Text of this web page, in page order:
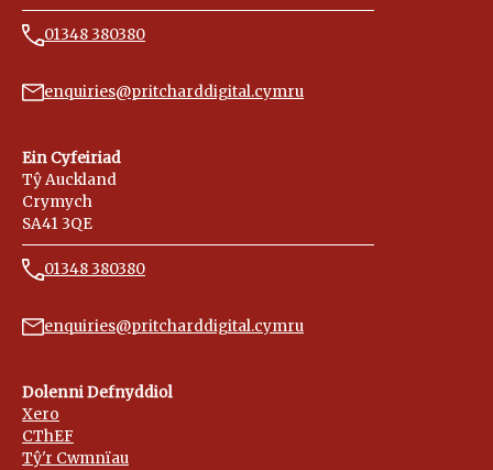
01348 380380
enquiries@pritcharddigital.cymru
Ein Cyfeiriad
Tŷ Auckland
Crymych
SA41 3QE
01348 380380
enquiries@pritcharddigital.cymru
Dolenni Defnyddiol
Xero
CThEF
Tŷ'r Cwmnïau